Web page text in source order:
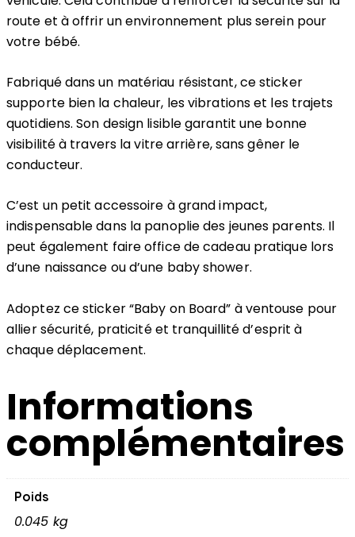
route et à offrir un environnement plus serein pour
votre bébé.
Fabriqué dans un matériau résistant, ce sticker
supporte bien la chaleur, les vibrations et les trajets
quotidiens. Son design lisible garantit une bonne
visibilité à travers la vitre arrière, sans gêner le
conducteur.
C’est un petit accessoire à grand impact,
indispensable dans la panoplie des jeunes parents. Il
peut également faire office de cadeau pratique lors
d’une naissance ou d’une baby shower.
Adoptez ce sticker “Baby on Board” à ventouse pour
allier sécurité, praticité et tranquillité d’esprit à
chaque déplacement.
Informations
complémentaires
Poids
0.045 kg